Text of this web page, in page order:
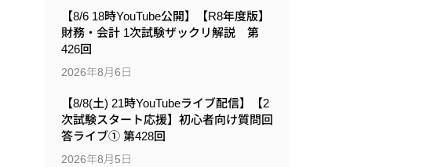
【8/6 18時YouTube公開】【R8年度版】
財務・会計 1次試験ザックリ解説 第
426回
2026年8月6日
【8/8(土) 21時YouTubeライブ配信】【2
次試験スタート応援】初心者向け質問回
答ライブ① 第428回
2026年8月5日